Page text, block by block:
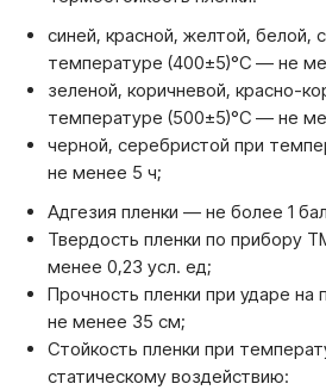
синей, красной, желтой, белой,
температуре (400±5)°C — не
зеленой, коричневой, красно-
температуре (500±5)°C — не
черной, серебристой при
не менее 5 ч;
Адгезия пленки — не более 1
Твердость пленки по прибору
менее 0,23 усл. ед;
Прочность пленки при ударе
не менее 35 см;
Стойкость пленки при
статическому воздействию: